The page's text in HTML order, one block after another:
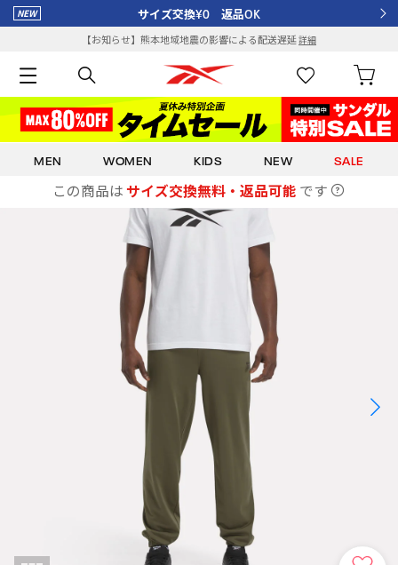
サイズ交換¥0 返品OK
【お知らせ】熊本地域地震の影響による配送遅延詳細
MEN WOMEN KIDS NEW SALE
この商品は サイズ交換無料・返品可能 です